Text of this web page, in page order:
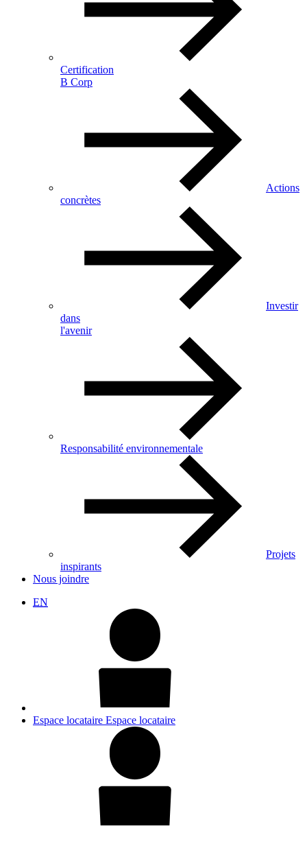
Certification
B Corp
Actions
concrètes
Investir
dans
l'avenir
Responsabilité environnementale
Projets
inspirants
Nous joindre
EN
Espace locataire Espace locataire